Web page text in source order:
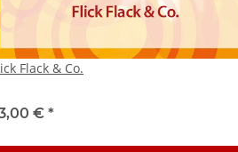
Flack & Co.
€ *